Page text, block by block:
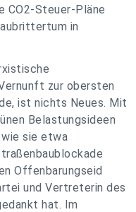
CO2-Steuer-Pläne
in
zur obersten
ist nichts Neues. Mit
Belastungsideen
sie etwa
Offenbarungseid
und Vertreterin des
hat. Im